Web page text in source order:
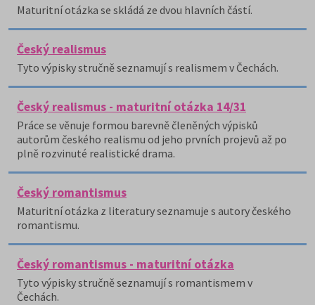
Maturitní otázka se skládá ze dvou hlavních částí.
Český realismus
Tyto výpisky stručně seznamují s realismem v Čechách.
Český realismus - maturitní otázka 14/31
Práce se věnuje formou barevně členěných výpisků
autorům českého realismu od jeho prvních projevů až po
plně rozvinuté realistické drama.
Český romantismus
Maturitní otázka z literatury seznamuje s autory českého
romantismu.
Český romantismus - maturitní otázka
Tyto výpisky stručně seznamují s romantismem v
Čechách.